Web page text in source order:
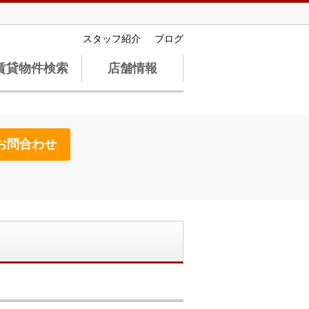
スタッフ紹介 ブログ
貸物件検索 店舗情報
問合わせ